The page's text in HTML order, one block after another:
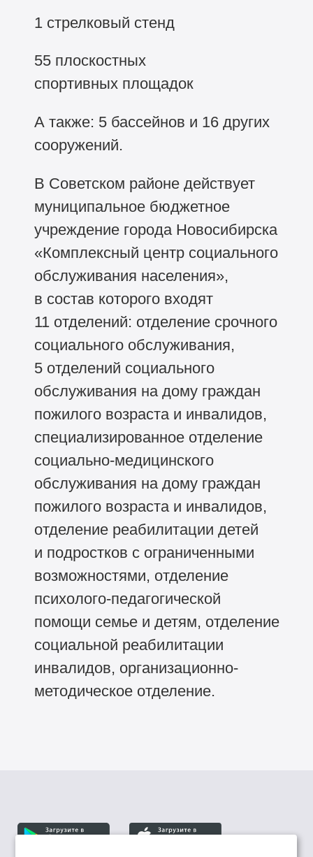
1 стрелковый стенд
55 плоскостных
спортивных площадок
А также: 5 бассейнов и 16 других
сооружений.
В Советском районе действует
муниципальное бюджетное
учреждение города Новосибирска
«Комплексный центр социального
обслуживания населения»,
в состав которого входят
11 отделений: отделение срочного
социального обслуживания,
5 отделений социального
обслуживания на дому граждан
пожилого возраста и инвалидов,
специализированное отделение
социально-медицинского
обслуживания на дому граждан
пожилого возраста и инвалидов,
отделение реабилитации детей
и подростков с ограниченными
возможностями, отделение
психолого-педагогической
помощи семье и детям, отделение
социальной реабилитации
инвалидов, организационно-
методическое отделение.